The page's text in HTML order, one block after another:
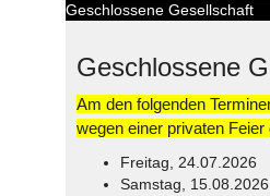
Geschlossene Gesellschaft
Geschlossene
Am den folgenden
wegen einer privaten
Freitag, 24.07.2026
Samstag, 15.08.2026